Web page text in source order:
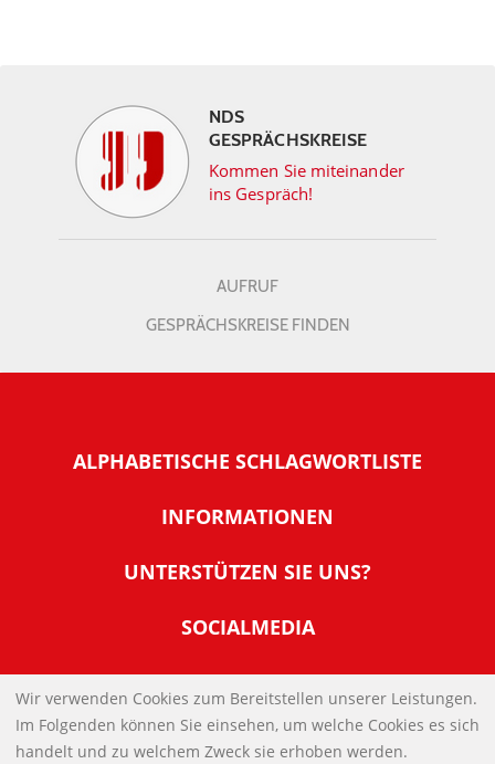
NDS
GESPRÄCHSKREISE
Kommen Sie miteinander
ins Gespräch!
AUFRUF
GESPRÄCHSKREISE FINDEN
ALPHABETISCHE SCHLAGWORTLISTE
INFORMATIONEN
Warum NachDenkSeiten
Tipps zur Nutzung der NachDenkSeiten
Banner und E-Mail-Signaturen
Links
Kontakt
UNTERSTÜTZEN SIE UNS?
Werden Sie Fördermitglied
Spenden Sie Online
SOCIALMEDIA
IMPRESSUM
DATENSCHUTZERKLÄRUNG
Wir verwenden Cookies zum Bereitstellen unserer Leistungen.
Im Folgenden können Sie einsehen, um welche Cookies es sich
handelt und zu welchem Zweck sie erhoben werden.